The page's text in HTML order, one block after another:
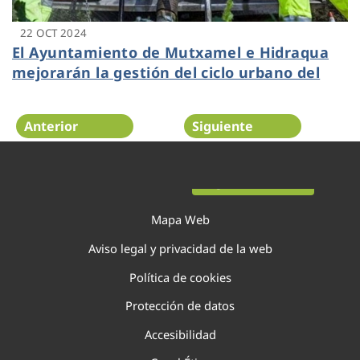
22 OCT 2024
El Ayuntamiento de Mutxamel e Hidraqua
mejorarán la gestión del ciclo urbano del
Anterior Siguiente
Mapa Web
Aviso legal y privacidad de la web
Política de cookies
Protección de datos
Accesibilidad